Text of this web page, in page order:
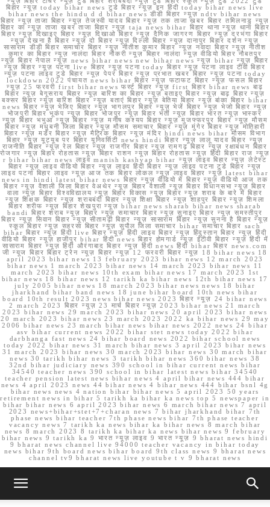
बिहार न्यूज़ today bihar news टुडे बिहार न्यूज़ इन हिंदी today bihar news live
bihar news the hindu d d bihar news डीडी बिहार न्यूज़ ndtv bihar news
बिहार न्यूज़ ताजा बिहार न्यूज़ तेजस्वी यादव बिहार न्यूज़ तक ताजा खबर बिहार तमिलनाडु न्यूज़
बिहार का न्यूज़ ताजा खबर ताजा बिहार न्यूज़ taja news bihar बिहार थाना न्यूज़ थाना बिहार
बिहार न्यूज़ दिखाइए बिहार न्यूज़ दिखाओ बिहार न्यूज़ दैनिक जागरण बिहार न्यूज़ दरभंगा बिहार
न्यूज़ देखना है बिहार न्यूज़ दो बिहार न्यूज़ दिल्ली बिहार न्यूज़ दानापुर बिहार दर्शन न्यूज़
सासाराम डीडी बिहार समाचार बिहार न्यूज़ नीतीश कुमार बिहार न्यूज़ नवादा बिहार न्यूज़ नीतीश
कुमार का बिहार न्यूज़ नालंदा बिहार नौकरी न्यूज़ बिहार नालंदा न्यूज़ वीडियो बिहार नौबतपुर
न्यूज़ बिहार नेपाल न्यूज़ news bihar news new bihar news न्यूज़ bihar न्यूज़ बिहार
न्यूज़ बिहार न्यूज़ पटना live बिहार न्यूज़ पटना today बिहार न्यूज़ पटना लाइव टीवी बिहार
न्यूज़ पटना लाइव टुडे बिहार न्यूज़ पेपर बिहार न्यूज़ प्रभात खबर बिहार न्यूज़ पटना today
lockdown 2022 पंचायत news bihar बिहार न्यूज़ फटाफट बिहार न्यूज़ फसल बिहार
न्यूज़ 25 फरवरी first bihar news फर्स्ट बिहार न्यूज़ first बिहार bihar news बाढ़
बिहार न्यूज़ बेगूसराय बिहार न्यूज़ बारिश का बिहार न्यूज़ बताइए बिहार न्यूज़ बाढ़ बिहार न्यूज़
बक्सर बिहार न्यूज़ बारिश बिहार न्यूज़ बताएं बिहार न्यूज़ बेतिया बिहार न्यूज़ बांका बिहार bihar
news बिहार न्यूज़ भेजिए बिहार न्यूज़ भागलपुर बिहार न्यूज़ भेजें बिहार न्यूज़ भेजो बिहार न्यूज़
भोजपुरी बिहार भूकंप न्यूज़ बिहार भोजपुर न्यूज़ बिहार भर्ती न्यूज़ बिहार भारत न्यूज़ भास्कर
न्यूज़ बिहार भभुआ न्यूज़ बिहार न्यूज़ मनीष कश्यप बिहार न्यूज़ मुजफ्फरपुर बिहार न्यूज़ मौसम
बिहार न्यूज़ मधुबनी जिला बिहार न्यूज़ मौसम समाचार बिहार न्यूज़ मुंगेर बिहार न्यूज़ मोतिहारी
बिहार न्यूज़ मर्डर बिहार न्यूज़ मैट्रिक बिहार न्यूज़ मंदिर hindi news bihar मौसम विभाग
बिहार न्यूज़ यूट्यूब पर बिहार यूनिवर्सिटी news hindi बिहार न्यूज़ लालू यादव बिहार न्यूज़
राजनीति बिहार न्यूज़ रेल बिहार न्यूज़ राजगीर बिहार न्यूज़ रामगढ़ बिहार न्यूज़ रक्षाबंधन बिहार
रोजगार न्यूज़ बिहार रोहतास न्यूज़ बिहार राशन न्यूज़ बिहार रोहतास न्यूज़ हिंदी बिहार राज न्यूज़
r bihar bihar news लाइव manish kashyap bihar न्यूज़ लाइव बिहार न्यूज़ लेटेस्ट
बिहार न्यूज़ लाइव वीडियो बिहार न्यूज़ लाइव हिंदी बिहार न्यूज़ लाइव पटना टुडे बिहार न्यूज़
लाइव पटना बिहार लाइव न्यूज़ आज तक बिहार लोकल न्यूज़ लाइव बिहार न्यूज़ latest bihar
news in hindi latest bihar news बिहार न्यूज़ वीडियो में बिहार न्यूज़ वीडियो आज तक
बिहार न्यूज़ वैशाली जिला बिहार वेअथेर न्यूज़ बिहार वैशाली न्यूज़ बिहार विधानसभा न्यूज़ बिहार
वाला न्यूज़ बिहार विश्वविद्यालय न्यूज़ बिहार विकास न्यूज़ बिहार न्यूज़ शराब के बारे में बिहार
न्यूज़ शिक्षक बिहार न्यूज़ शराबबंदी बिहार न्यूज़ शिक्षा बिहार न्यूज़ शाहपुर बिहार न्यूज़ शिमला
बिहार शरीफ न्यूज़ बिहार शेखपुरा न्यूज़ bihar news sharab bihar news sharab
bandi बिहार शराब न्यूज़ बिहार न्यूज़ समाचार बिहार न्यूज़ सुनाइए बिहार न्यूज़ समस्तीपुर
बिहार न्यूज़ सिवान बिहार न्यूज़ सीतामढ़ी बिहार न्यूज़ सासाराम बिहार न्यूज़ सुनना है बिहार न्यूज़
स्कूल बिहार न्यूज़ सहरसा बिहार न्यूज़ सुपौल जिला समाचार bihar समाचार बिहार sach
bihar बिहार न्यूज़ हिंदी live बिहार न्यूज़ हिंदी लाइव बिहार न्यूज़ हिंदुस्तान बिहार न्यूज़ हिंदी
वीडियो बिहार न्यूज़ हाजीपुर bihar हिंदी news बिहार होमगार्ड न्यूज़ ईटीवी बिहार न्यूज़ हिंदी में
सासाराम बिहार न्यूज़ हिंदी औरंगाबाद बिहार न्यूज़ हिंदी news हिंदी bihar बिहार news.com
जी न्यूज बिहार बिहार ट्रेन न्यूज़ बिहार न्यूज़ 12 फरवरी बिहार न्यूज़ 18 bihar news 18
april 2023 bihar news 13 february 2023 bihar news 12 march 2023
bihar news 1 march 2023 bihar news 14 march 2023 bihar news 11
march 2023 bihar news 10th exam bihar news 17 march 2023 1st
bihar news 18 bihar news 12 tarikh ka bihar news 12th bihar news 17
july 2005 bihar news 18 march 2023 bihar news news 18 bihar
jharkhand bihar band news 18 june bihar board 10th news bihar
board 10th result 2023 news bihar news 2023 बिहार न्यूज़ 24 bihar news
2 march 2023 बिहार न्यूज़ 23 मार्च बिहार न्यूज़ 2023 bihar news 21 march
2023 bihar news 29 march 2023 bihar news 20 april 2023 bihar news
20 march 2023 bihar news 23 march 2023 2022 ka bihar news 29 may
2006 bihar news 23 march bihar news bihar news 2022 news 24 bihar
asv bihar current news 2022 bihar stet news today 2022 bihar
darbhanga fast news 24 bihar board news 2022 bihar school news
today 2022 bihar news 31 march bihar news 3 april 2023 bihar news
31 march 2023 bihar news 30 march 2023 bihar news 30 march bihar
news 30 tarikh bihar news 3 tarikh bihar news 360 bihar news 38
32nd bihar judiciary news 390 school in bihar current news bihar
34540 teacher news 390 school in bihar latest news bihar 34540
teacher pension latest news bihar news 4 april bihar news 444 bihar
news 4 april 2023 news 44 bihar news 4 bihar news 444 bihar bsnl 4g
bihar news news 4 nation bihar bihar news 5 april 2023 50 years
retirement news in bihar 5 tarikh ka bihar ka news top 5 newspaper in
bihar bihar news 6 april 2023 bihar news 6 march bihar news 7 april
2023 news+bihar+stet+7+charan news 7 bihar jharkhand bihar 7th
phase news bihar teacher 7th phase news bihar 7th phase teacher
vacancy news 7 tarikh ka news bihar ka bihar news 8 march bihar
news 8 march 2023 8 tarikh ka bihar ka news bihar news 9 february
bihar news 9 tarikh ka 9 भारत न्यूज़ लाइव 9 भारत न्यूज़ 9 bharat news hindi
9 bharat news channel live 94000 teacher vacancy in bihar today
news bihar 9th board news bihar board 9th class news 9 bharat news
channel tv9 bharat news live youtube t v 9 bharat news